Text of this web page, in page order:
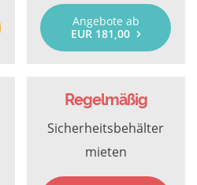
Angebote ab
EUR 181,00
Regelmäßig
Sicherheitsbehälter
mieten